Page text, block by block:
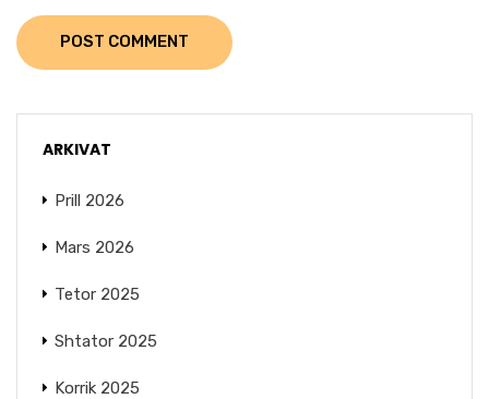
POST COMMENT
ARKIVAT
Prill 2026
Mars 2026
Tetor 2025
Shtator 2025
Korrik 2025